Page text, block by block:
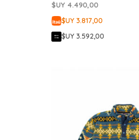
$UY 4.490,00
$UY 3.817,00
$UY 3.592,00